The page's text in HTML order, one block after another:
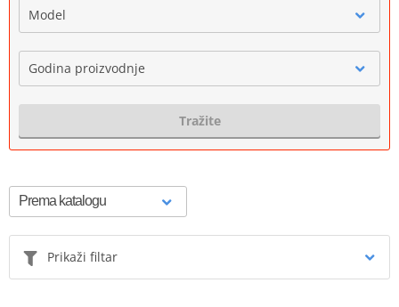
Model
Godina proizvodnje
Tražite
Prikaži filtar